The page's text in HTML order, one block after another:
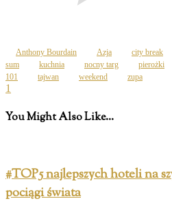
Anthony Bourdain Azja city break
sum
kuchnia nocny targ pierożki
101
tajwan weekend zupa
1
You Might Also Like...
#TOP5 najlepszych hoteli na
pociągi świata